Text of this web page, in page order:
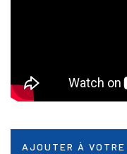
AJOUTER À VOTRE